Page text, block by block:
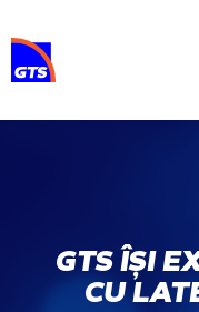
GTS ÎȘI
CU